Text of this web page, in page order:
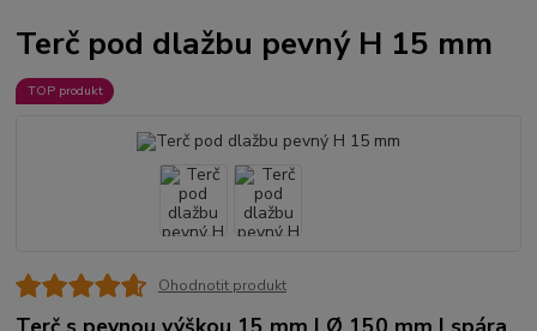
Terč pod dlažbu pevný H 15 mm
TOP produkt
Ohodnotit produkt